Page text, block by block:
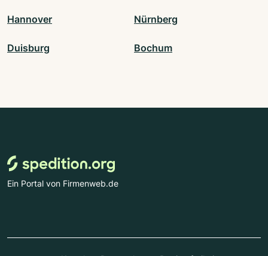
Hannover Nürnberg
Duisburg Bochum
Ein Portal von Firmenweb.de